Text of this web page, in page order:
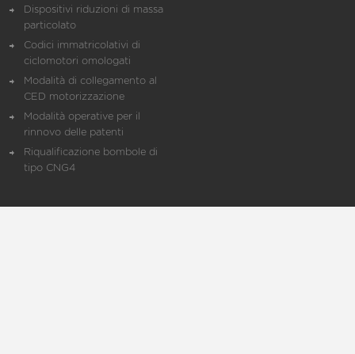
Dispositivi riduzioni di massa
particolato
Codici immatricolativi di
ciclomotori omologati
Modalità di collegamento al
CED motorizzazione
Modalità operative per il
rinnovo delle patenti
Riqualificazione bombole di
tipo CNG4